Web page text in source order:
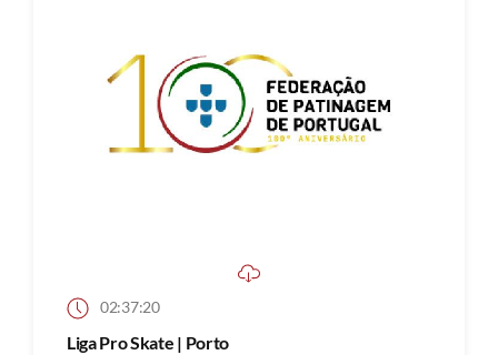
02:37:20
Liga Pro Skate | Porto